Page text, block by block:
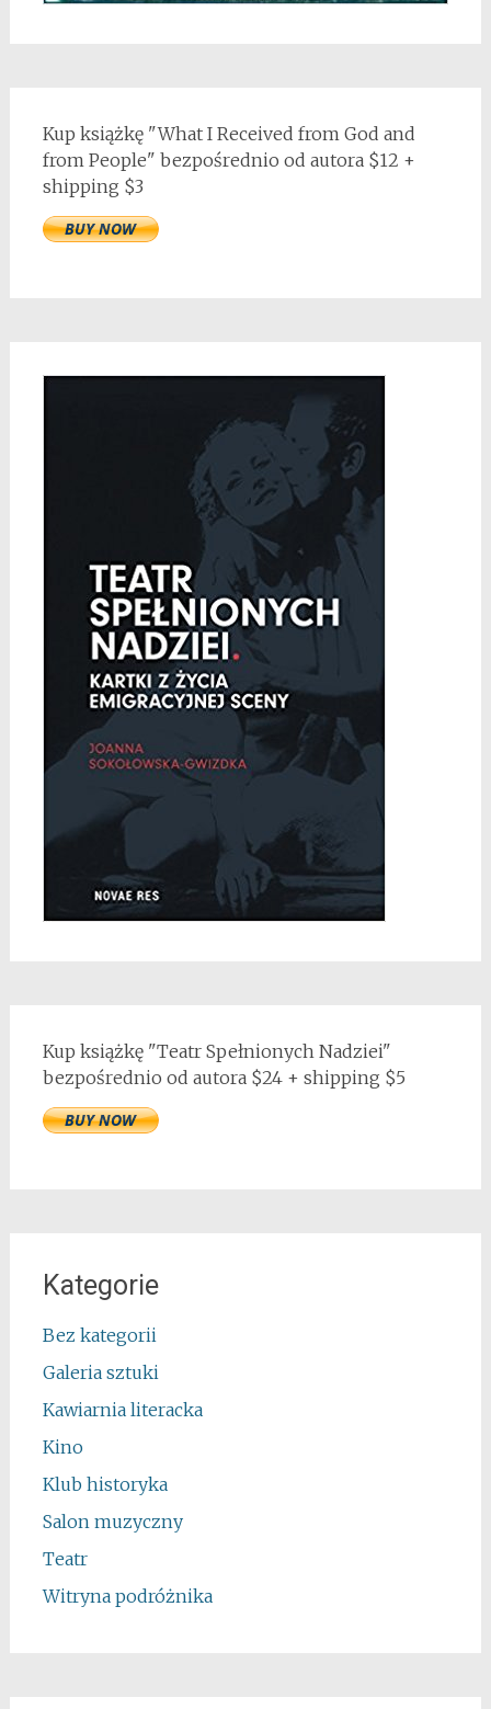
Kup książkę "What I Received from God and
from People" bezpośrednio od autora $12 +
shipping $3
Kup książkę "Teatr Spełnionych Nadziei"
bezpośrednio od autora $24 + shipping $5
Kategorie
Bez kategorii
Galeria sztuki
Kawiarnia literacka
Kino
Klub historyka
Salon muzyczny
Teatr
Witryna podróżnika